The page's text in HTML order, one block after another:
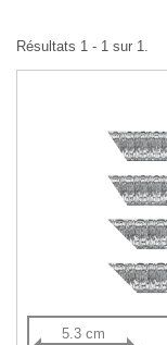
Résultats 1 - 1 sur 1.
5.3 cm